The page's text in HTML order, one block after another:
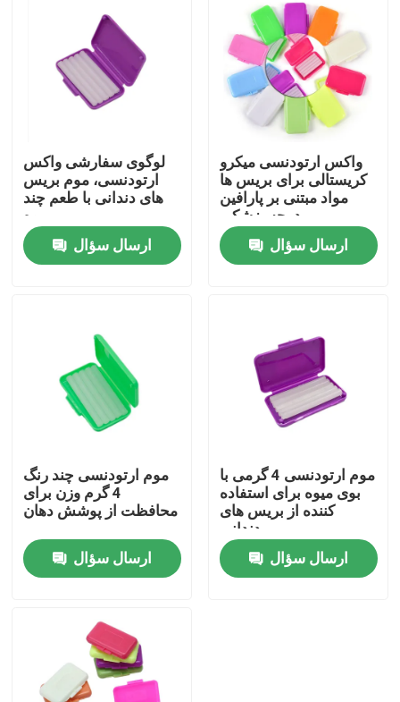
خانه
دربارهی ما
جعبه تاج دندان
جعبه نگهدارنده دندان
جعبه پروتز دندان
جعبه تراز با آینه
جویدنی های تراز کننده دندان
ترمیم کننده ارتودنسی
لوگوی سفارشی واکس
ارتودنسی، موم بریس
های دندانی با طعم چند
میوه
ارسال سؤال
واکس ارتودنسی میکرو
کریستالی برای بریس ها
مواد مبتنی بر پارافین
درجه پزشکی
ارسال سؤال
موم ارتودنسی چند رنگ
4 گرم وزن برای
محافظت از پوشش دهان
ارسال سؤال
موم ارتودنسی 4 گرمی با
بوی میوه برای استفاده
کننده از بریس های
دندانی
ارسال سؤال